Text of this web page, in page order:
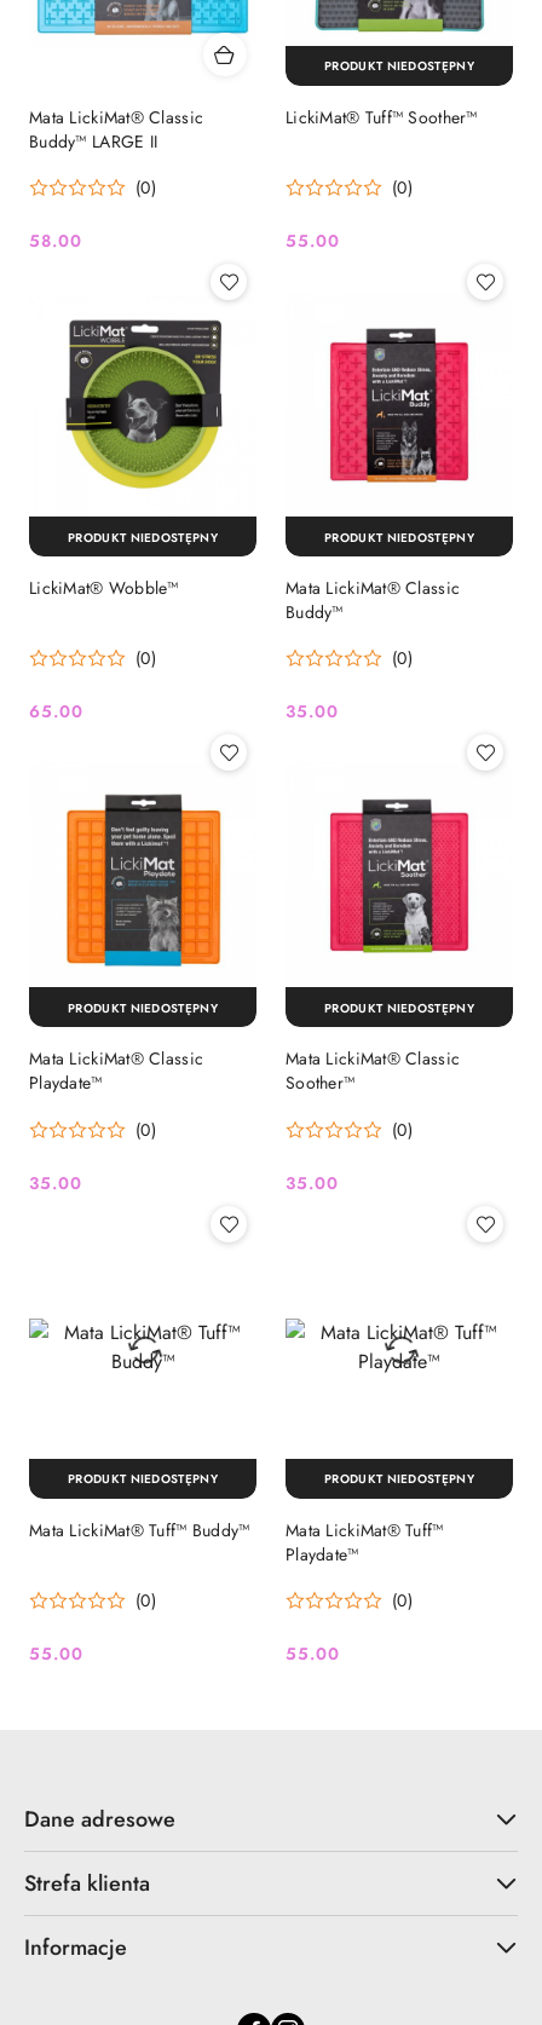
Mata LickiMat® Classic
Buddy™ LARGE II
(0)
Cena:
58.00
LickiMat® Tuff™ Soother™
(0)
Cena:
55.00
PRODUKT NIEDOSTĘPNY
LickiMat® Wobble™
(0)
Cena:
65.00
PRODUKT NIEDOSTĘPNY
Mata LickiMat® Classic
Buddy™
(0)
Cena:
35.00
PRODUKT NIEDOSTĘPNY
Mata LickiMat® Classic
Playdate™
(0)
Cena:
35.00
PRODUKT NIEDOSTĘPNY
Mata LickiMat® Classic
Soother™
(0)
Cena:
35.00
PRODUKT NIEDOSTĘPNY
Mata LickiMat® Tuff™ Buddy™
(0)
Cena:
55.00
PRODUKT NIEDOSTĘPNY
Mata LickiMat® Tuff™
Playdate™
(0)
Cena:
55.00
PRODUKT NIEDOSTĘPNY
Dane adresowe
Strefa klienta
Informacje